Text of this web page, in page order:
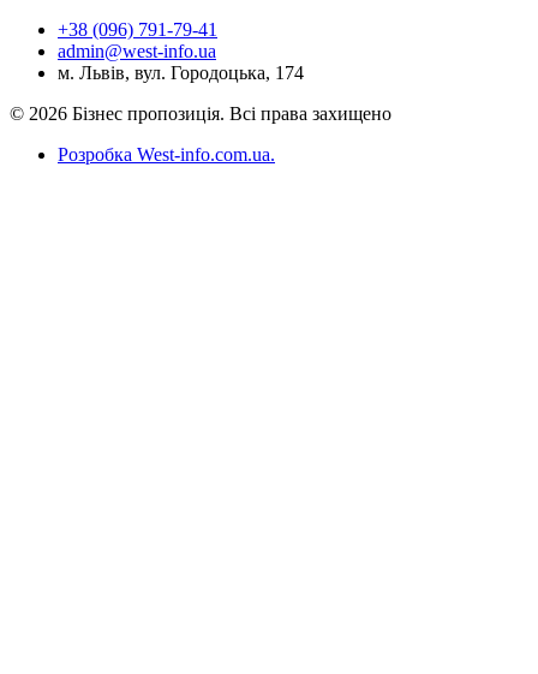
+38 (096) 791-79-41
admin@west-info.ua
м. Львів, вул. Городоцька, 174
© 2026 Бізнес пропозиція. Всі права захищено
Розробка West-info.com.ua.